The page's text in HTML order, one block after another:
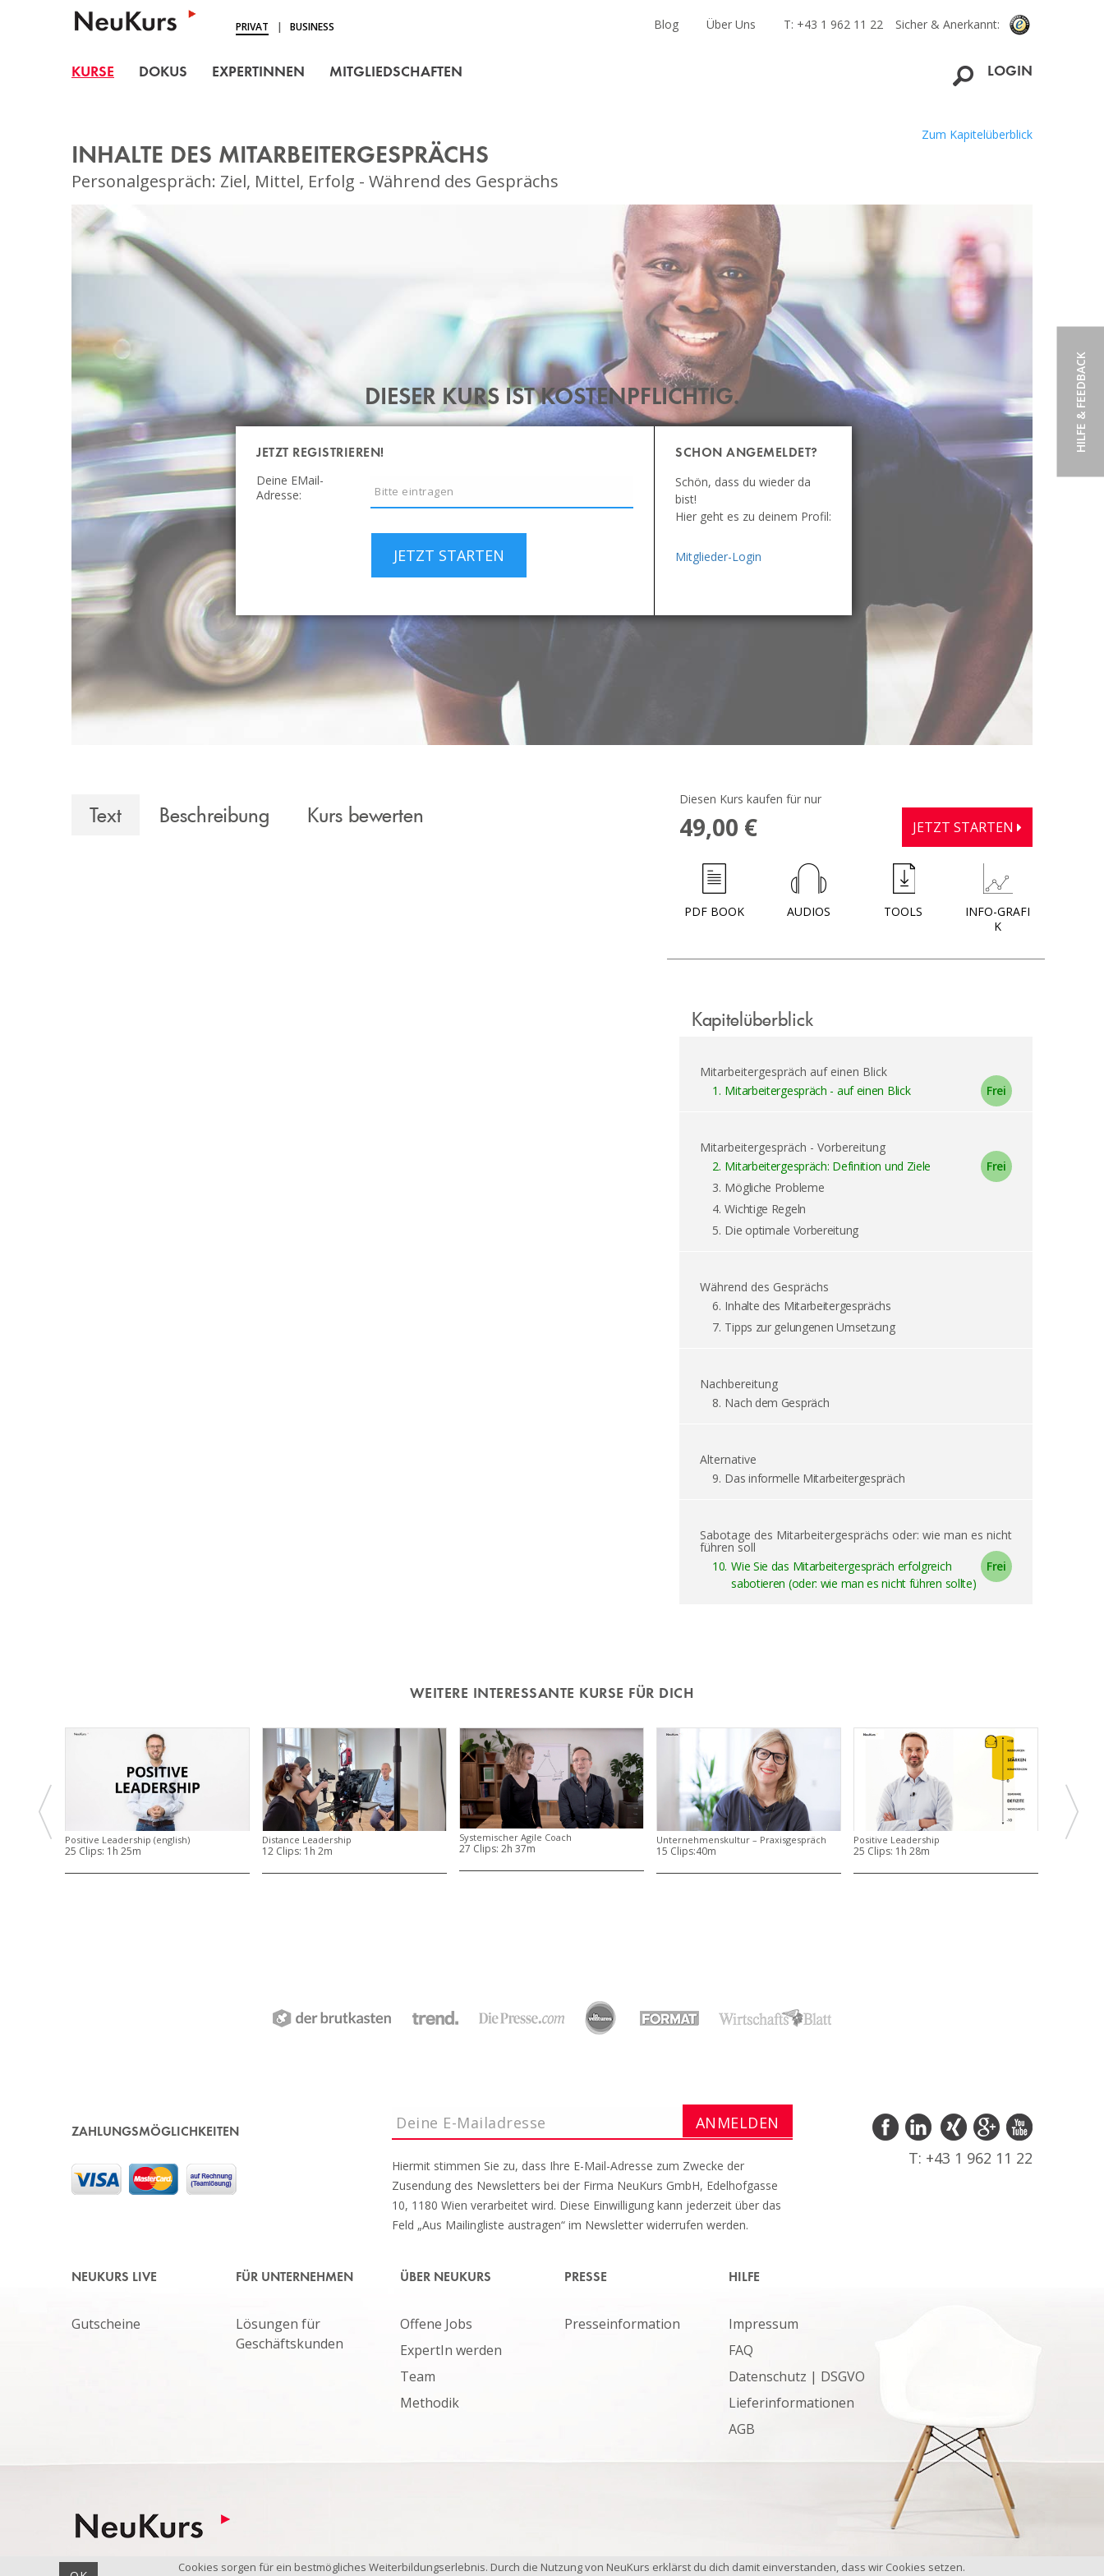
Cookies sorgen für ein bestmögliches Weiterbildungserlebnis. Durch die Nutzung von NeuKurs erklärst du dich damit einverstanden, dass wir Cookies setzen.
MITGLIEDSCHAFT
LOGIN
HILFE & FEEDBACK
NEUKURS - Einfach Lernen
PRIVAT | BUSINESS Sicher & Anerkannt:
Blog Über Uns T: +43 1 962 11 22
KURSE DOKUS EXPERTINNEN MITGLIEDSCHAFTEN LOGIN
INHALTE DES MITARBEITERGESPRÄCHS
Personalgespräch: Ziel, Mittel, Erfolg - Während des Gesprächs
Zum Kapitelüberblick
DIESER KURS IST KOSTENPFLICHTIG.
JETZT REGISTRIEREN!
Deine EMail-
Adresse:
JETZT STARTEN
SCHON ANGEMELDET?
Schön, dass du wieder da
bist!
Hier geht es zu deinem Profil:
Mitglieder-Login
Diesen Kurs kaufen für nur
49,00 € JETZT STARTEN
PDF BOOK AUDIOS TOOLS
INFO-GRAFI
K
Kapitelüberblick
Mitarbeitergespräch auf einen Blick
1. Mitarbeitergespräch - auf einen Blick
Mitarbeitergespräch - Vorbereitung
2. Mitarbeitergespräch: Definition und Ziele
3. Mögliche Probleme
4. Wichtige Regeln
5. Die optimale Vorbereitung
Während des Gesprächs
6. Inhalte des Mitarbeitergesprächs
7. Tipps zur gelungenen Umsetzung
Nachbereitung
8. Nach dem Gespräch
Alternative
9. Das informelle Mitarbeitergespräch
Sabotage des Mitarbeitergesprächs oder: wie man es nicht
führen soll
10. Wie Sie das Mitarbeitergespräch erfolgreich
sabotieren (oder: wie man es nicht führen sollte)
Text Beschreibung Kurs bewerten
WEITERE INTERESSANTE KURSE FÜR DICH
Positive Leadership (english)
25 Clips: 1h 25m
Distance Leadership
12 Clips: 1h 2m
Systemischer Agile Coach
27 Clips: 2h 37m
Unternehmenskultur – Praxisgespräch
15 Clips:40m
Positive Leadership
25 Clips: 1h 28m
ZAHLUNGSMÖGLICHKEITEN
Hiermit stimmen Sie zu, dass Ihre E-Mail-Adresse zum Zwecke der
Zusendung des Newsletters bei der Firma NeuKurs GmbH, Edelhofgasse
10, 1180 Wien verarbeitet wird. Diese Einwilligung kann jederzeit über das
Feld „Aus Mailingliste austragen“ im Newsletter widerrufen werden.
T: +43 1 962 11 22
NEUKURS LIVE
Gutscheine
FÜR UNTERNEHMEN
Lösungen für
Geschäftskunden
ÜBER NEUKURS
Offene Jobs
ExpertIn werden
Team
Methodik
PRESSE
Presseinformation
HILFE
Impressum
FAQ
Datenschutz | DSGVO
Lieferinformationen
AGB